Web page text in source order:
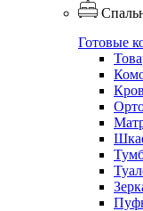
Готовые